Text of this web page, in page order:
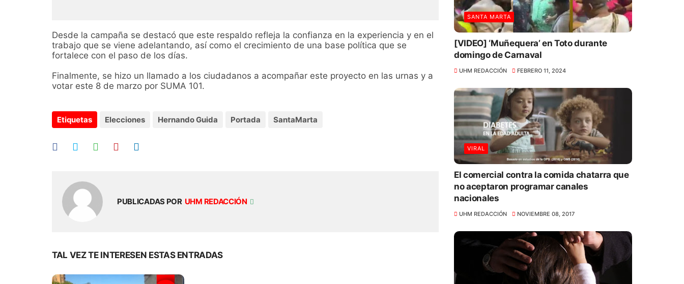
Desde la campaña se destacó que este respaldo refleja la confianza en la experiencia y en el
trabajo que se viene adelantando, así como el crecimiento de una base política que se
fortalece con el paso de los días.
Finalmente, se hizo un llamado a los ciudadanos a acompañar este proyecto en las urnas y a
votar este 8 de marzo por SUMA 101.
Etiquetas Elecciones Hernando Guida Portada SantaMarta
PUBLICADAS POR UHM REDACCIÓN
TAL VEZ TE INTERESEN ESTAS ENTRADAS
SANTA MARTA
[VIDEO] ‘Muñequera’ en Toto durante
domingo de Carnaval
UHM REDACCIÓN FEBRERO 11, 2024
VIRAL
El comercial contra la comida chatarra que
no aceptaron programar canales
nacionales
UHM REDACCIÓN NOVIEMBRE 08, 2017